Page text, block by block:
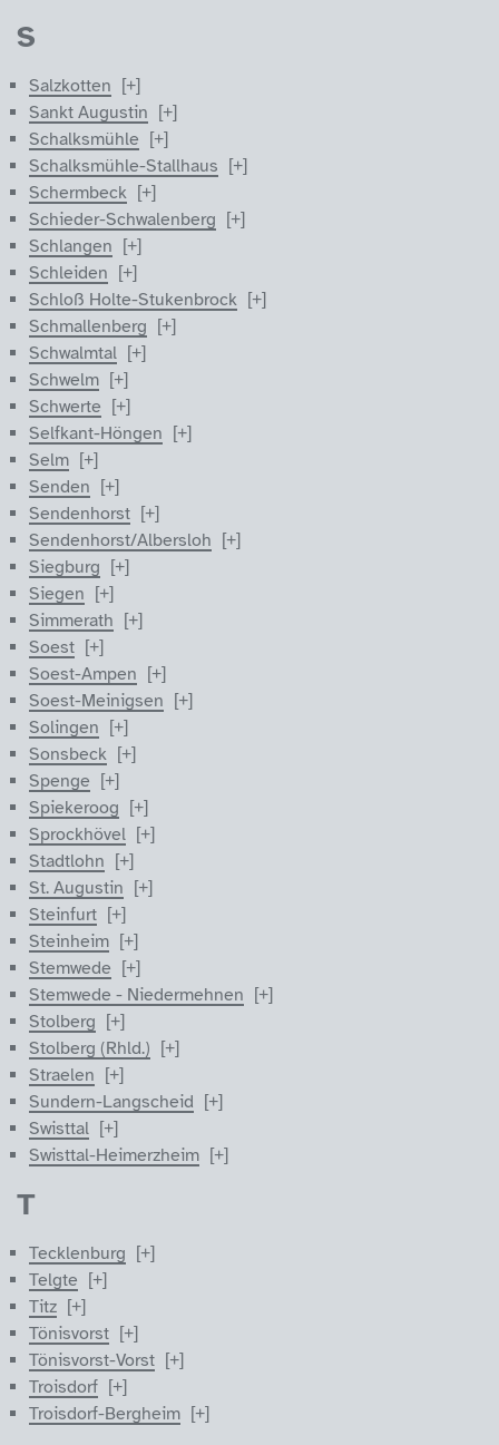
S
Salzkotten
Sankt Augustin
Schalksmühle
Schalksmühle-Stallhaus
Schermbeck
Schieder-Schwalenberg
Schlangen
Schleiden
Schloß Holte-Stukenbrock
Schmallenberg
Schwalmtal
Schwelm
Schwerte
Selfkant-Höngen
Selm
Senden
Sendenhorst
Sendenhorst/Albersloh
Siegburg
Siegen
Simmerath
Soest
Soest-Ampen
Soest-Meinigsen
Solingen
Sonsbeck
Spenge
Spiekeroog
Sprockhövel
Stadtlohn
St. Augustin
Steinfurt
Steinheim
Stemwede
Stemwede - Niedermehnen
Stolberg
Stolberg (Rhld.)
Straelen
Sundern-Langscheid
Swisttal
Swisttal-Heimerzheim
T
Tecklenburg
Telgte
Titz
Tönisvorst
Tönisvorst-Vorst
Troisdorf
Troisdorf-Bergheim